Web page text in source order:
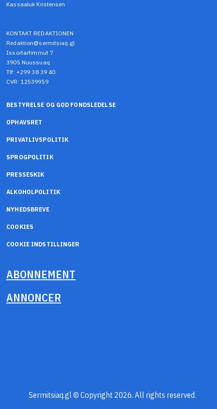
Kassaaluk Kristensen
KONTAKT REDAKTIONEN
Redaktion@sermitsiaq.gl
Issortarfimmut 7
3905 Nuussuaq
Tlf: +299 38 39 40
CVR: 12539959
BESTYRELSE OG GOD FONDSLEDELSE
OPHAVSRET
PRIVATLIVSPOLITIK
SPROGPOLITIK
PRESSESKIK
ALKOHOLPOLITIK
NYHEDSBREVE
COOKIES
COOKIE INDSTILLINGER
ABONNEMENT
ANNONCER
Sermitsiaq.gl © Copyright 2026. All rights reserved.